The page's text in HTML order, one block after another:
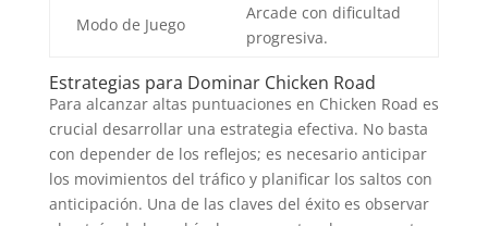
Modo de Juego
Arcade con dificultad
progresiva.
Estrategias para Dominar Chicken Road
Para alcanzar altas puntuaciones en Chicken Road es
crucial desarrollar una estrategia efectiva. No basta
con depender de los reflejos; es necesario anticipar
los movimientos del tráfico y planificar los saltos con
anticipación. Una de las claves del éxito es observar